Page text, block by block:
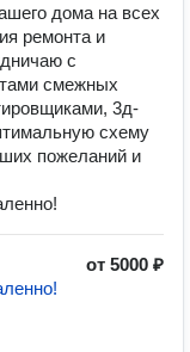
дома на всех
ремонта и
с
смежных
3д-
схему
пожеланий и
от 5000 ₽